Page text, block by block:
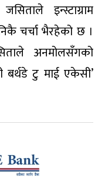
इन्स्टाग्राम
चर्चा भैरहेको छ ।
अनमोलसँगको
बर्थडे टु माई एकेसी’